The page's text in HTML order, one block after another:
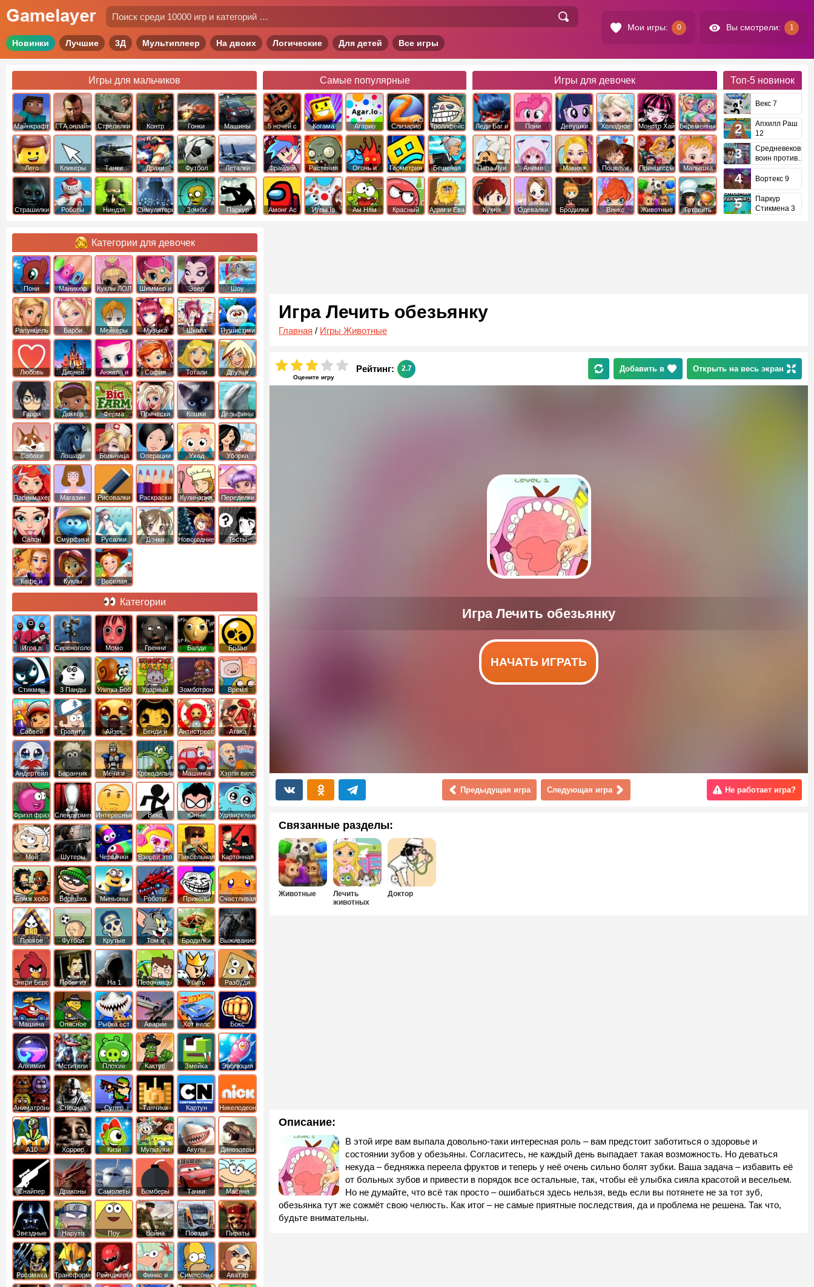
Мои игры: 0 Вы смотрели: 1
Новинки Лучшие 3Д Мультиплеер На двоих Логические Для детей Все игры
Игры для мальчиков
Майнкрафт ГТА онлайн Стрелялки
Контр
Страйк
Гонки Машины
Лего Кликеры Танки Драки Футбол Леталки
Страшилки Роботы Ниндзя Симуляторы Зомби Паркур
Самые популярные
5 ночей с
фредди
Когама Агарио Слизарио
Троллфейс
квест
Фрайдей
Найт
Фанкин
Растения
против
Зомби
Огонь и
Вода
Геометрия
Даш
Бешеная
бабка
сбежала из
психушки
Амонг Ас Игры Io Ам Ням
Красный
Адам и Ева
Игры для девочек
Леди Баг и
Супер Кот
Пони
Дружба это
Девушки
Эквестрии
Холодное
Сердце
Монстр Хай Беременные
Папа Луи Аниме Макияж Поцелуи
Принцессы
Диснея
Малышка
Хейзел
Кухня
Одевалки Бродилки Винкс Животные
Готовить
Топ-5 новинок
Векс 7
Апхилл Раш
12
Средневековый
воин против
Вортекс 9
Паркур
Стикмена 3
Игра Лечить обезьянку
Главная / Игры Животные
Оцените игру
Рейтинг: 2.7 Добавить в Открыть на весь экран
НАЧАТЬ ИГРАТЬ
Предыдущая игра Следующая игра Не работает игра?
Связанные разделы:
Животные
Лечить
животных
Доктор
Описание:
В этой игре вам выпала довольно-таки интересная роль – вам предстоит заботиться о здоровье и
состоянии зубов у обезьяны. Согласитесь, не каждый день выпадает такая возможность. Но деваться
некуда – бедняжка переела фруктов и теперь у неё очень сильно болят зубки. Ваша задача – избавить её
от больных зубов и привести в порядок все остальные, так, чтобы её улыбка сияла красотой и весельем.
Но не думайте, что всё так просто – ошибаться здесь нельзя, ведь если вы потянете не за тот зуб,
обезьянка тут же сожмёт свою челюсть. Как итог – не самые приятные последствия, да и проблема не решена. Так что,
будьте внимательны.
Категории для девочек
Пони
креатор
Маникюр Куклы ЛОЛ
Шиммер и
Шайн
Эвер
Афтер Хай
Шоу
дельфинов
Рапунцель Барби Мейкеры Музыка Школа Пушистики
Любовь Дисней
Анжела и
том
София
Прекрасная
Тотали
Спайс
Друзья
ангелов
Гарри
Поттер
Доктор
Плюшева
Ферма Прически Кошки Дельфины
Собаки Лошади Больница Операции Уход Уборка
Парикмахер Магазин Рисовалки Раскраски Кулинария Переделки
Салон Смурфики Русалки Дочки Новогодние Тесты
Кафе и
Куклы
Веселая
Категории
Игра в
Кальмара
Сиреноголовый Момо Гренни Балди
Браво
Старс
Стикмен 3 Панды Улитка Боб
Ударный
отряд котят
Зомботрон
Время
Приключений
Сабвей
Серф
Гравити
Фолз
Айзек
Бенди и
Чернильная
машина
Антистресс
Атака
Титанов
Андертейл
Баранчик
Шон
Мечи и
Сандали
Крокодильчик
Свомпи
Машинка
Вилли
Хэппи вилс
Фризл фраз Слендермен Интересные Векс
Юные
титаны
вперед
Удивительный
мир
Гамбола
Мой
шумный
дом
Шутеры Червячки Взорви это
Пиксельная
война
Картонная
башка
Бомж хобо
Воришка
боб
Миньоны
Роботы
динозавры
Приколы
Счастливая
обезьянка
Плохое
мороженое
Футбол
головами
Крутые
Том и
джерри
Бродилки
Приключения
Выживание
Энгри Берс
Побег из
тюрьмы
На 1 Песочницы
Убить
короля
Разбуди
коробку
Машина
ест
машину
Опасное
оружие
Рыбка ест
рыбку
Аварии
машин
Хот вилс Бокс
Алхимия Мстители
Плохие
свинки
Кактус
маккой
Змейка Эволюция
Аниматроники Спецназ
Супер
бойцы
Танчики
Картун
нетворк
Никелодеон
А10 Хоррор Кизи Мультики Акулы Динозавры
Снайпер Драконы Самолеты Бомберы Тачки Масяня
Звездные
войны
Наруто Поу Война Поезда
Пираты
Карибского
Моря
Росомаха ТрансформерыРейнджеры
Самураи
Финис и
Ферб
Симпсоны
Аватар
легенда об